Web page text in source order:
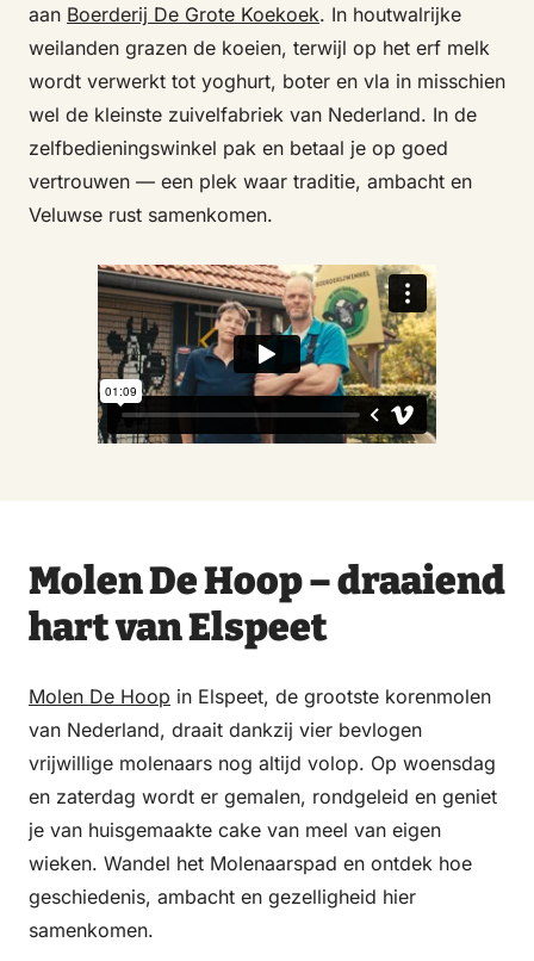
aan Boerderij De Grote Koekoek. In houtwalrijke
weilanden grazen de koeien, terwijl op het erf melk
wordt verwerkt tot yoghurt, boter en vla in misschien
wel de kleinste zuivelfabriek van Nederland. In de
zelfbedieningswinkel pak en betaal je op goed
vertrouwen — een plek waar traditie, ambacht en
Veluwse rust samenkomen.
Molen De Hoop – draaiend
hart van Elspeet
Molen De Hoop in Elspeet, de grootste korenmolen
van Nederland, draait dankzij vier bevlogen
vrijwillige molenaars nog altijd volop. Op woensdag
en zaterdag wordt er gemalen, rondgeleid en geniet
je van huisgemaakte cake van meel van eigen
wieken. Wandel het Molenaarspad en ontdek hoe
geschiedenis, ambacht en gezelligheid hier
samenkomen.